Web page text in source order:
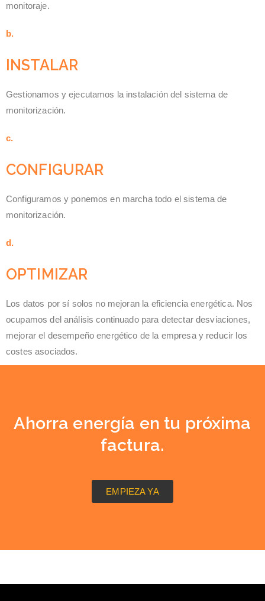
monitoraje.
b.
INSTALAR
Gestionamos y ejecutamos la instalación del sistema de
monitorización.
c.
CONFIGURAR
Configuramos y ponemos en marcha todo el sistema de
monitorización.
d.
OPTIMIZAR
Los datos por sí solos no mejoran la eficiencia energética. Nos
ocupamos del análisis continuado para detectar desviaciones,
mejorar el desempeño energético de la empresa y reducir los
costes asociados.
Ahorra energía en tu próxima
factura.
EMPIEZA YA